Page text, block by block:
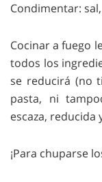
Condimentar:
Cocinar a fuego
todos los
se reducirá (no
pasta, ni
escaza, reducida
¡Para chuparse